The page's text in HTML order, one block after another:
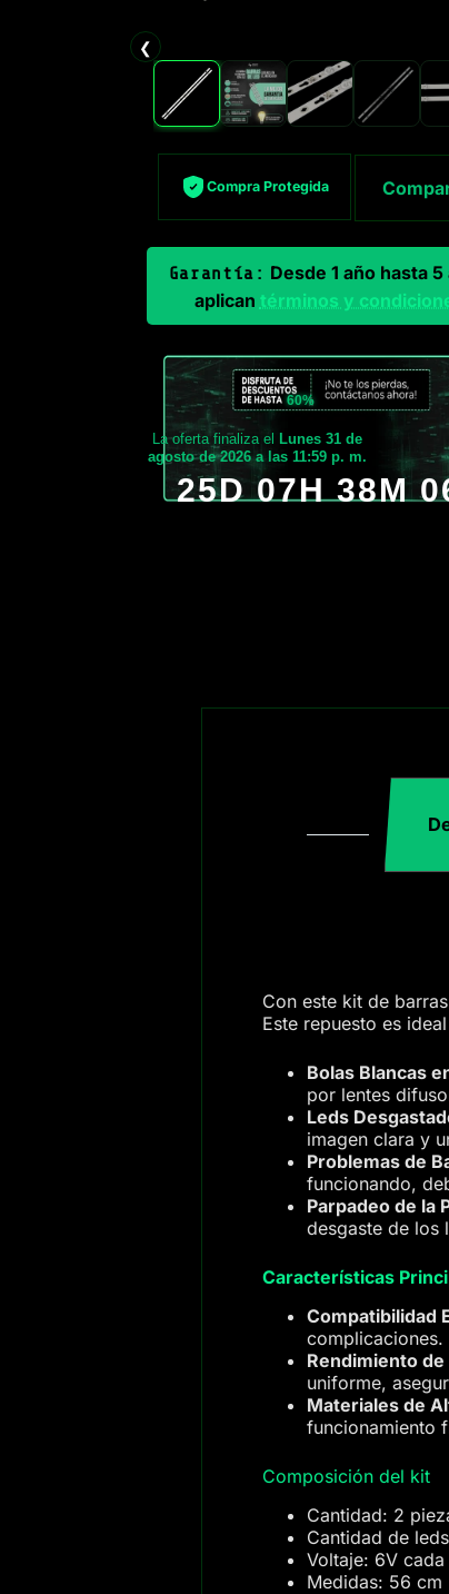
❮
Compra Protegida
Garantía: Desde 1 año hasta 5
aplican términos y
60%
La oferta finaliza el Lunes 31 de
agosto de 2026 a las 11:59 p. m.
25D 07H 38M
Con este kit de
Este repuesto es
Bolas Blancas
por lentes
Leds
imagen clara y
Problemas de
funcionando,
Parpadeo de la
desgaste de los
Características
Compatibilidad
complicaciones.
Rendimiento
uniforme,
Materiales de
funcionamiento
Composición del kit
Cantidad: 2
Cantidad de
Voltaje: 6V cada
Medidas: 56 cm